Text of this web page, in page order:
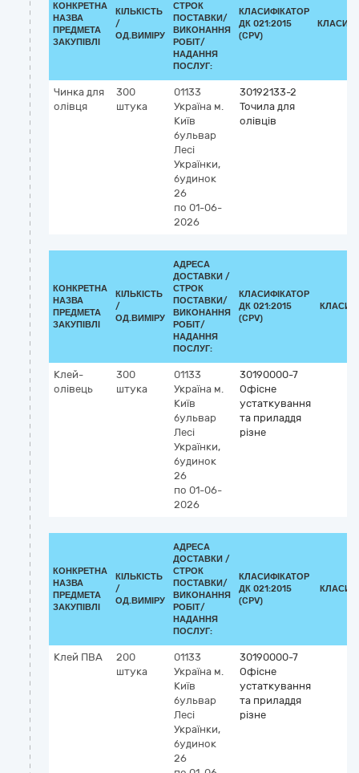
КОНКРЕТНА
НАЗВА
ПРЕДМЕТА
ЗАКУПІВЛІ
КІЛЬКІСТЬ
/
ОД.ВИМІРУ
СТРОК
ПОСТАВКИ/
ВИКОНАННЯ
РОБІТ/
НАДАННЯ
ПОСЛУГ:
КЛАСИФІКАТОР
ДК 021:2015
(CPV)
Чинка для
олівця
300
штука
01133
Україна м.
Київ
бульвар
Лесі
Українки,
будинок
26
по 01-06-
2026
30192133-2
Точила для
олівців
КОНКРЕТНА
НАЗВА
ПРЕДМЕТА
ЗАКУПІВЛІ
КІЛЬКІСТЬ
/
ОД.ВИМІРУ
АДРЕСА
ДОСТАВКИ /
СТРОК
ПОСТАВКИ/
ВИКОНАННЯ
РОБІТ/
НАДАННЯ
ПОСЛУГ:
КЛАСИФІКАТОР
ДК 021:2015
(CPV)
Клей-
олівець
300
штука
01133
Україна м.
Київ
бульвар
Лесі
Українки,
будинок
26
по 01-06-
2026
30190000-7
Офісне
устаткування
та приладдя
різне
КОНКРЕТНА
НАЗВА
ПРЕДМЕТА
ЗАКУПІВЛІ
КІЛЬКІСТЬ
/
ОД.ВИМІРУ
АДРЕСА
ДОСТАВКИ /
СТРОК
ПОСТАВКИ/
ВИКОНАННЯ
РОБІТ/
НАДАННЯ
ПОСЛУГ:
КЛАСИФІКАТОР
ДК 021:2015
(CPV)
Клей ПВА
200
штука
01133
Україна м.
Київ
бульвар
Лесі
Українки,
будинок
26
30190000-7
Офісне
устаткування
та приладдя
різне